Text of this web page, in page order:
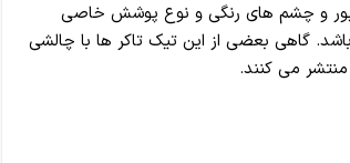
و چشم های رنگی و نوع پوشش خاصی
گاهی بعضی از این تیک تاکر ها با چالشی
می کنند.